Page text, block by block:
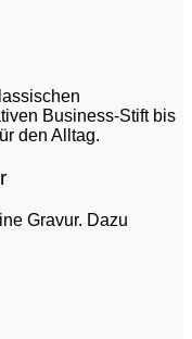
Business-Stift bis
den Alltag.
Gravur. Dazu